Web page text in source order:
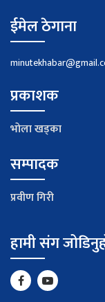
ईमेल ठेगाना
प्रकाशक
भाेला खड्का
सम्पादक
प्रवीण गिरी
हामी संग